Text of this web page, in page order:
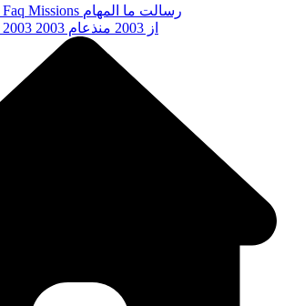
Faq Missions رسالت ما المهام
2003 از 2003 منذعام 2003